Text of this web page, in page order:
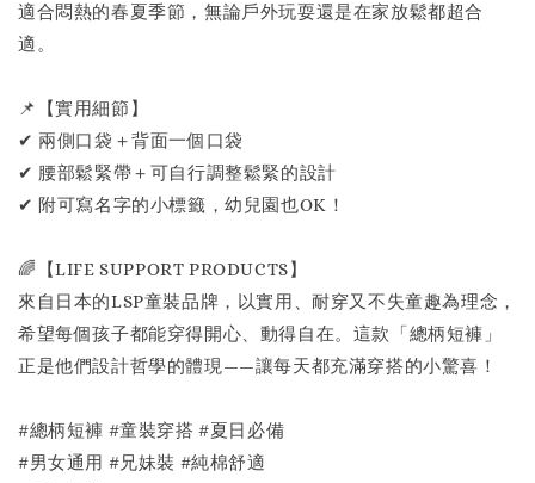
適合悶熱的春夏季節，無論戶外玩耍還是在家放鬆都超合
適。
📌【實用細節】
✔ 兩側口袋＋背面一個口袋
✔ 腰部鬆緊帶＋可自行調整鬆緊的設計
✔ 附可寫名字的小標籤，幼兒園也OK！
🌈【LIFE SUPPORT PRODUCTS】
來自日本的LSP童裝品牌，以實用、耐穿又不失童趣為理念，
希望每個孩子都能穿得開心、動得自在。這款「總柄短褲」
正是他們設計哲學的體現——讓每天都充滿穿搭的小驚喜！
#總柄短褲 #童裝穿搭 #夏日必備
#男女通用 #兄妹裝 #純棉舒適